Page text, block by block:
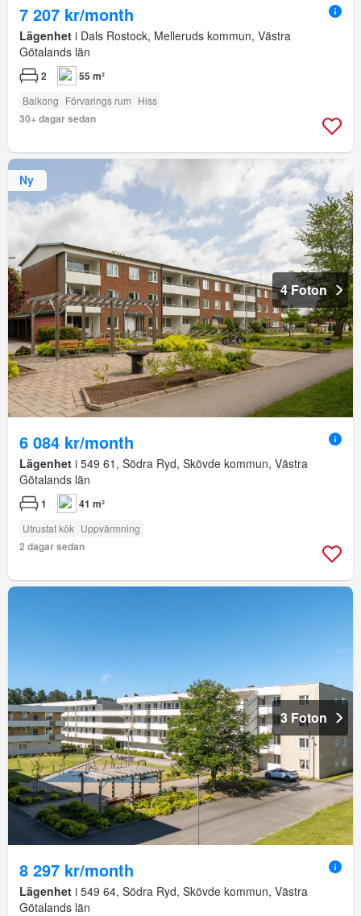
7 207 kr/month
Lägenhet i Dals Rostock, Melleruds kommun, Västra
Götalands län
2 55 m²
Balkong Förvarings rum Hiss
30+ dagar sedan
Ny
4 Foton
6 084 kr/month
Lägenhet i 549 61, Södra Ryd, Skövde kommun, Västra
Götalands län
1 41 m²
Utrustat kök Uppvärmning
2 dagar sedan
3 Foton
8 297 kr/month
Lägenhet i 549 64, Södra Ryd, Skövde kommun, Västra
Götalands län